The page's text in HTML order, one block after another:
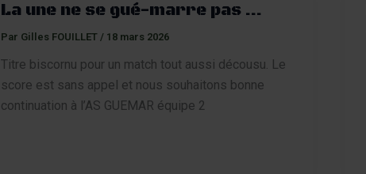
La une ne se gué-marre pas …
Par Gilles FOUILLET / 18 mars 2026
Titre biscornu pour un match tout aussi décousu. Le
score est sans appel et nous souhaitons bonne
continuation à l’AS GUEMAR équipe 2